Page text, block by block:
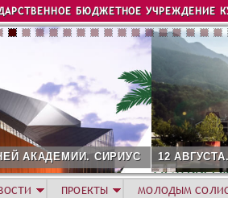
Jump to navigation
БЮДЖЕТНОЕ УЧРЕЖДЕНИЕ
КОНЦЕРТ ЛЕТНЕЙ
ПРОЕКТЫ МОЛОДЫМ